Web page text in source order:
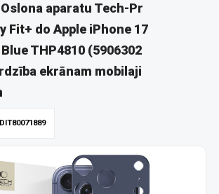
aparatu Tech-Pr
Fit+ do Apple iPhone 17
THP4810 (5906302
ekrānam mobilaji